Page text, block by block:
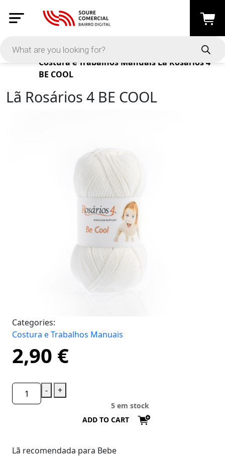
Products
Costura e Trabalhos Manuais Lã Rosários 4
BE COOL
Lã Rosários 4 BE COOL
Categories:
Costura e Trabalhos Manuais
2,90 €
- +
5 em stock
ADD TO CART
Lã recomendada para Bebe